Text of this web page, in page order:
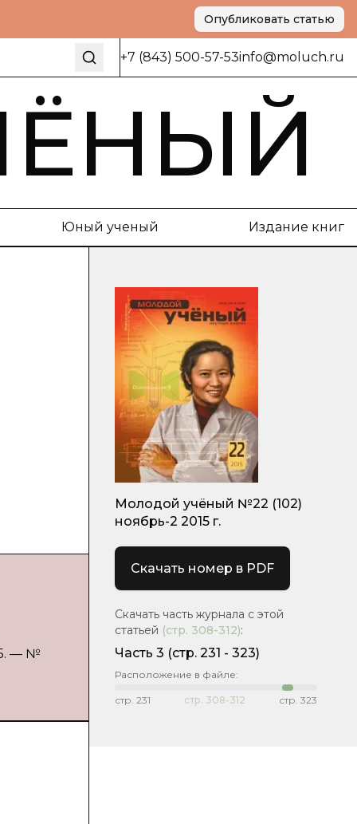
Опубликовать статью
+7 (843) 500-57-53info@moluch.ru
Юный ученый Издание книг
— №
Молодой учёный №22 (102)
ноябрь-2 2015 г.
Скачать номер в PDF
Скачать часть журнала с этой
статьей (стр. 308-312):
Часть 3 (cтр. 231 - 323)
Расположение в файле:
стр. 231 стр. 308-312 стр. 323